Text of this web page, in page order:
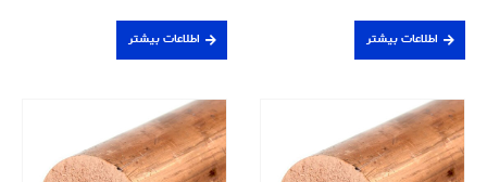
اطلاعات بیشتر اطلاعات بیشتر